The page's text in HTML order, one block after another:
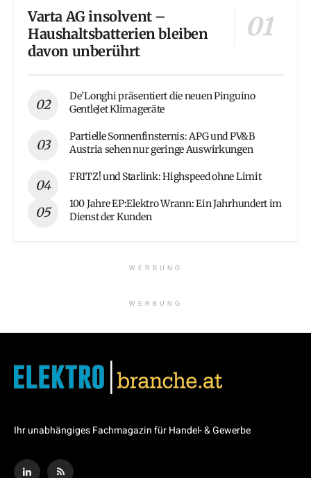
Varta AG insolvent –
Haushaltsbatterien bleiben
davon unberührt
De’Longhi präsentiert die neuen Pinguino
GentleJet Klimageräte
Partielle Sonnenfinsternis: APG und PV&B
Austria sehen nur geringe Auswirkungen
FRITZ! und Starlink: Highspeed ohne Limit
100 Jahre EP:Elektro Wrann: Ein Jahrhundert im
Dienst der Kunden
WERBUNG
WERBUNG
Ihr unabhängiges Fachmagazin für Handel- & Gewerbe